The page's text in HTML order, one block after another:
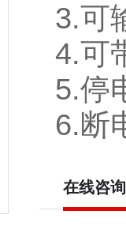
3.可
4.可
5.停
6.断
在线咨询